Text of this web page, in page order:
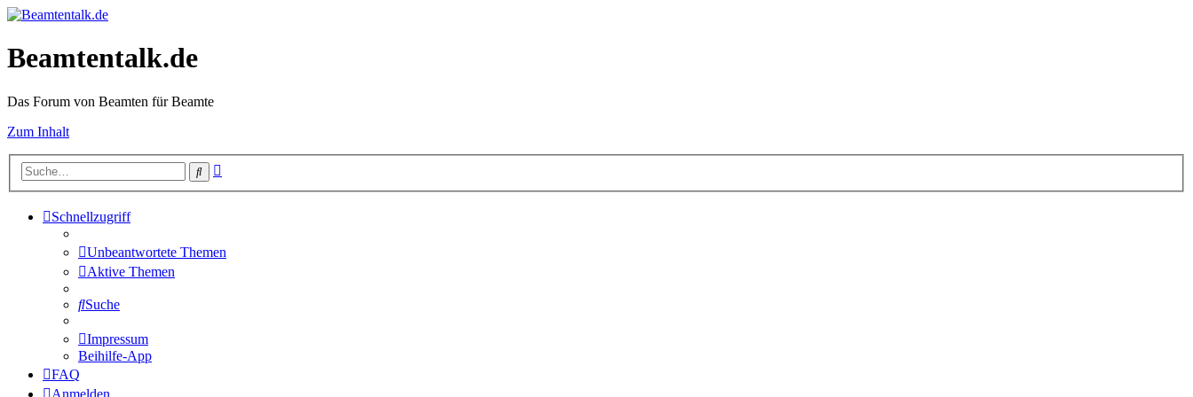
Beamtentalk.de
Das Forum von Beamten für Beamte
Zum Inhalt
Suche
Schnellzugriff
Unbeantwortete Themen
Aktive Themen
Suche
Impressum
Beihilfe-App
FAQ